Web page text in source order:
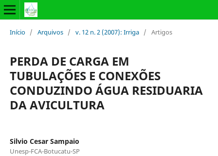
Início / Arquivos / v. 12 n. 2 (2007): Irriga / Artigos
PERDA DE CARGA EM
TUBULAÇÕES E CONEXÕES
CONDUZINDO ÁGUA RESIDUARIA
DA AVICULTURA
Silvio Cesar Sampaio
Unesp-FCA-Botucatu-SP